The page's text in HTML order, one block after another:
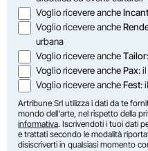
Voglio ricevere anche
Voglio ricevere anche
urbana
Voglio ricevere ancheTailor
Voglio ricevere anchePax:
Voglio ricevere ancheFest:
Artribune Srl utilizza i dati da te
mondo dell'arte, nel rispetto della
informativa. Iscrivendoti i tuoi dati
e trattati secondo le modalità
disiscriverti in qualsiasi momento